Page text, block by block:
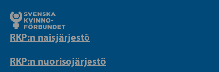
RKP:n naisjärjestö
RKP:n nuorisojärjestö